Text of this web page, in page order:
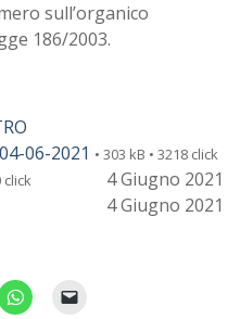
sull’organico
186/2003.
06-2021 • 303 kB • 3218 click
4 Giugno 2021
click
4 Giugno 2021